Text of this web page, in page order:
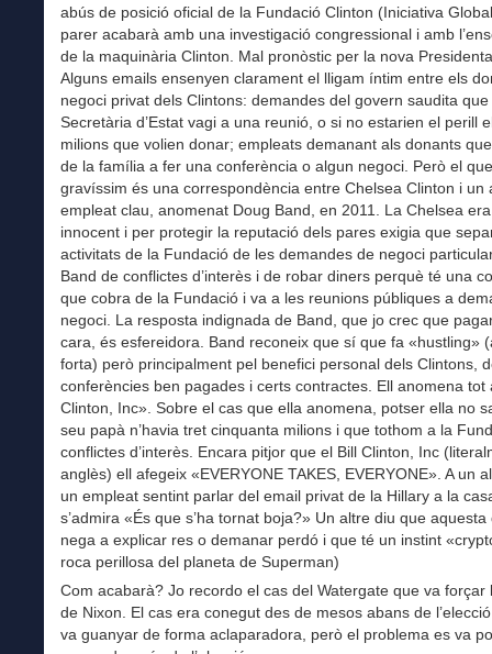
abús de posició oficial de la Fundació Clinton (Iniciativa
parer acabarà amb una investigació congressional i amb
de la maquinària Clinton. Mal pronòstic per la nova
Alguns emails ensenyen clarament el lligam íntim entre els
negoci privat dels Clintons: demandes del govern saudita que
Secretària d’Estat vagi a una reunió, o si no estarien el perill
milions que volien donar; empleats demanant als donants
de la família a fer una conferència o algun negoci. Però el
gravíssim és una correspondència entre Chelsea Clinton i un
empleat clau, anomenat Doug Band, en 2011. La Chelsea
innocent i per protegir la reputació dels pares exigia que
activitats de la Fundació de les demandes de negoci
Band de conflictes d’interès i de robar diners perquè té una
que cobra de la Fundació i va a les reunions públiques a
negoci. La resposta indignada de Band, que jo crec que
cara, és esfereidora. Band reconeix que sí que fa «hustling»
forta) però principalment pel benefici personal dels Clintons,
conferències ben pagades i certs contractes. Ell anomena tot
Clinton, Inc». Sobre el cas que ella anomena, potser ella no
seu papà n’havia tret cinquanta milions i que tothom a la
conflictes d’interès. Encara pitjor que el Bill Clinton, Inc
anglès) ell afegeix «EVERYONE TAKES, EVERYONE». A un
un empleat sentint parlar del email privat de la Hillary a la
s’admira «És que s’ha tornat boja?» Un altre diu que aquesta
nega a explicar res o demanar perdó i que té un instint
roca perillosa del planeta de Superman)
Com acabarà? Jo recordo el cas del Watergate que va forçar
de Nixon. El cas era conegut des de mesos abans de
va guanyar de forma aclaparadora, però el problema es va